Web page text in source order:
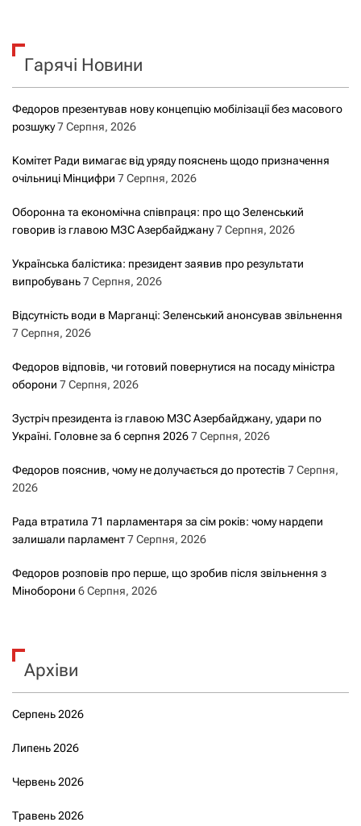
к
Гарячі Новини
Федоров презентував нову концепцію мобілізації без масового
розшуку7 Серпня, 2026
Комітет Ради вимагає від уряду пояснень щодо призначення
очільниці Мінцифри 7 Серпня, 2026
Оборонна та економічна співпраця: про що Зеленський
говорив із главою МЗС Азербайджану7 Серпня, 2026
Українська балістика: президент заявив про результати
випробувань7 Серпня, 2026
Відсутність води в Марганці: Зеленський анонсував звільнення
7 Серпня, 2026
Федоров відповів, чи готовий повернутися на посаду міністра
оборони 7 Серпня, 2026
Зустріч президента із главою МЗС Азербайджану, удари по
Україні. Головне за 6 серпня 20267 Серпня, 2026
Федоров пояснив, чому не долучається до протестів 7 Серпня,
2026
Рада втратила 71 парламентаря за сім років: чому нардепи
залишали парламент7 Серпня, 2026
Федоров розповів про перше, що зробив після звільнення з
Міноборони 6 Серпня, 2026
Архіви
Серпень 2026
Липень 2026
Червень 2026
Травень 2026